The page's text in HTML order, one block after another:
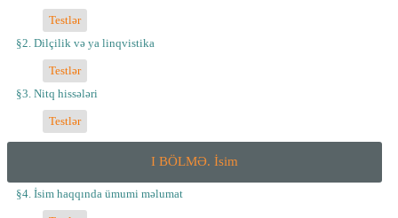
Testlər
§2. Dilçilik və ya linqvistika
Testlər
§3. Nitq hissələri
Testlər
I BÖLMƏ. İsim
§4. İsim haqqında ümumi məlumat